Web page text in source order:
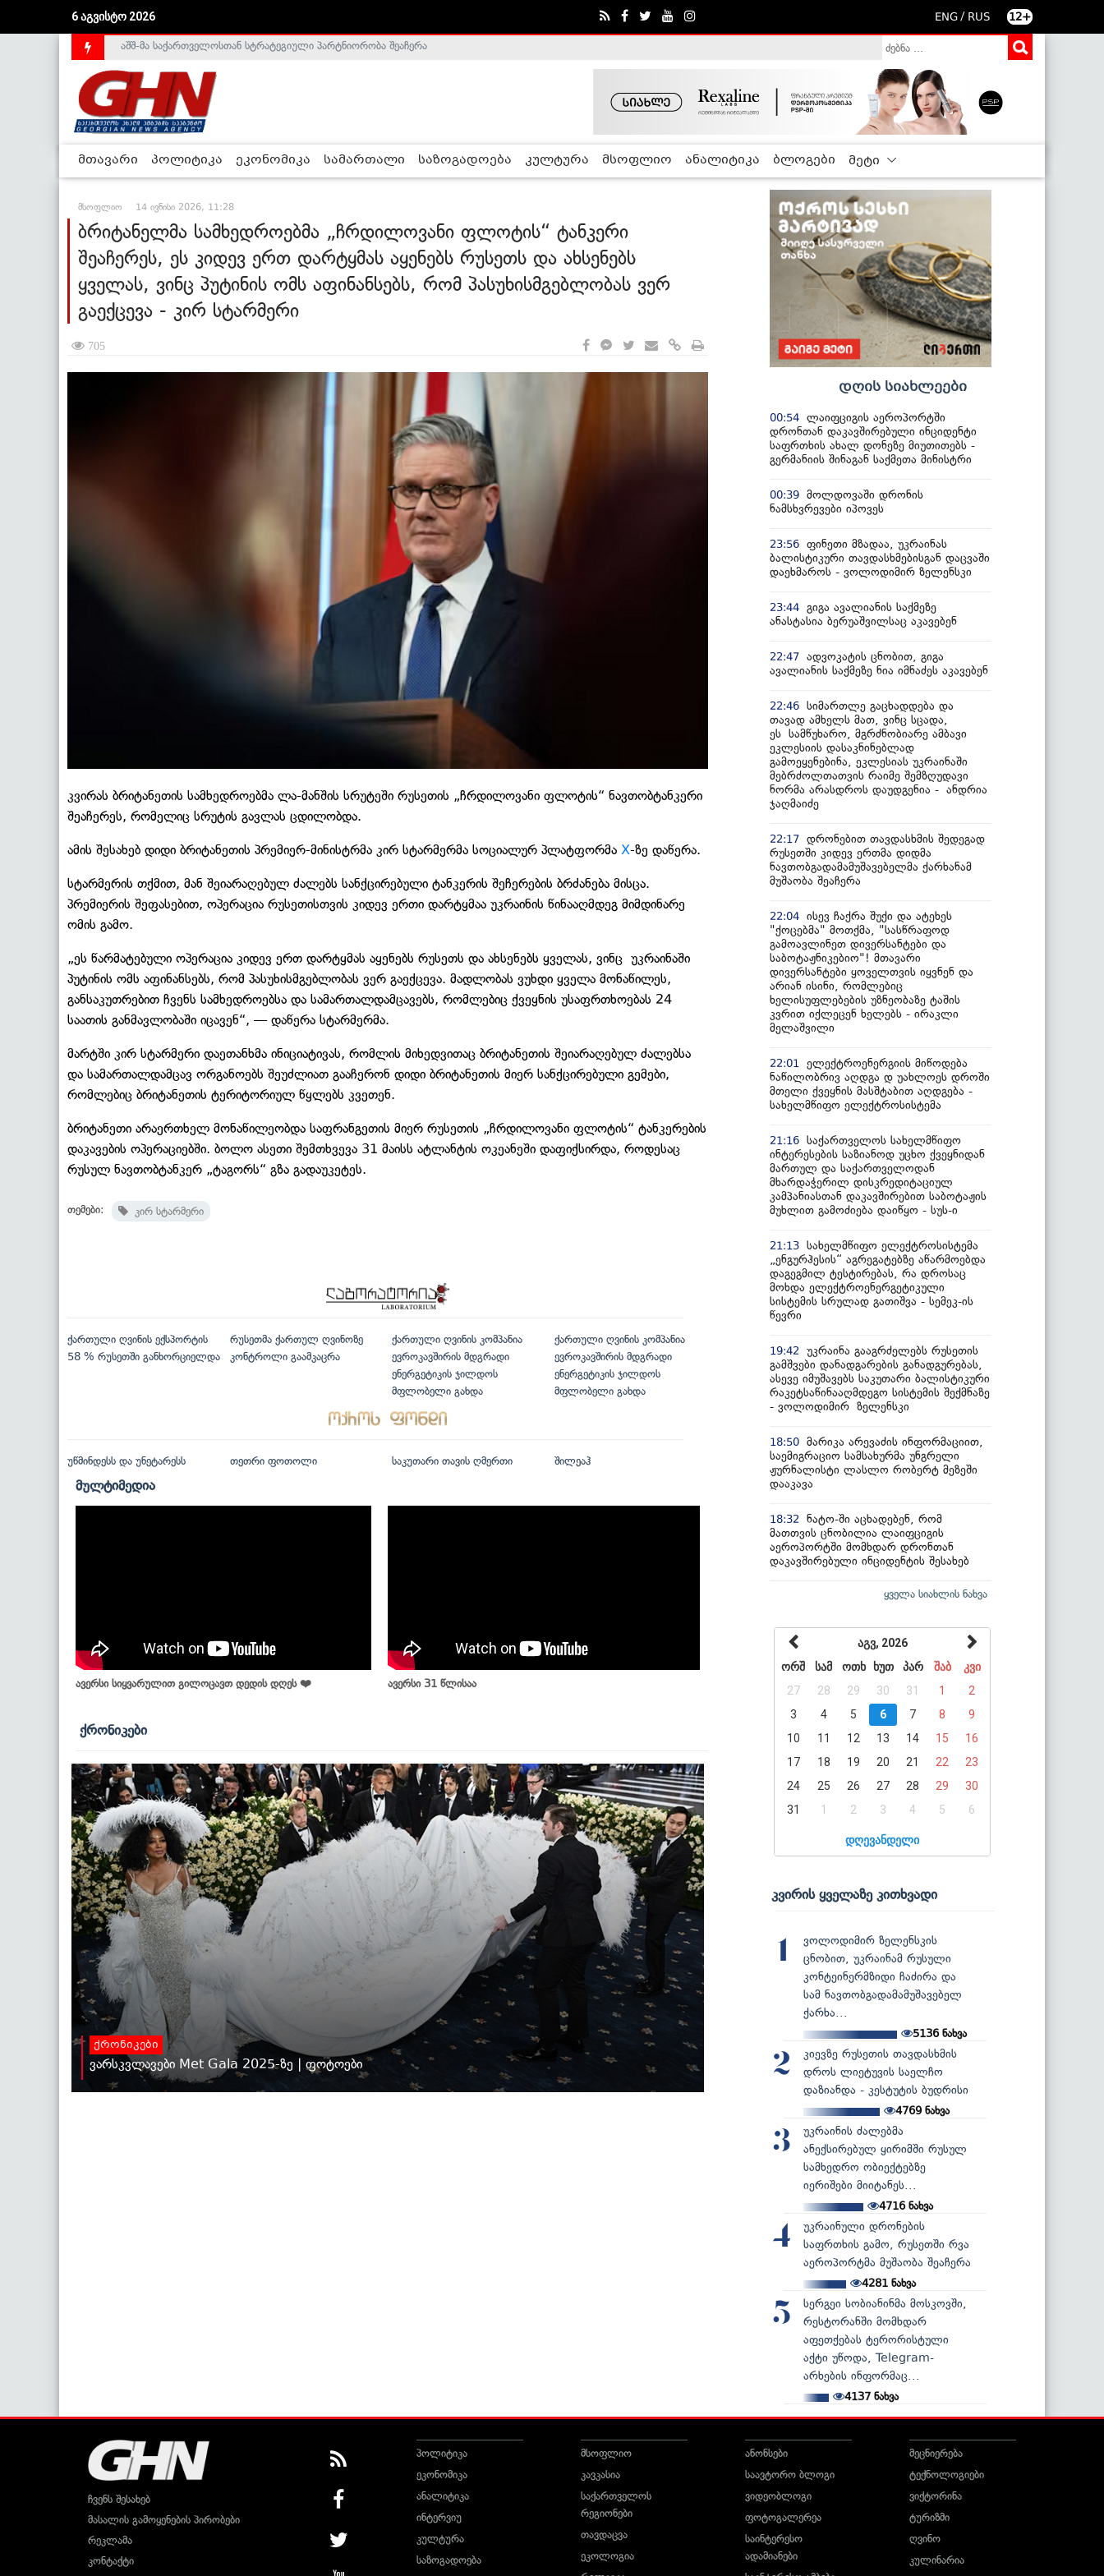
6 აგვისტო 2026 ENG / RUS 12+
საქართველოს დე-ფაქტო მთავრობა არალეგიტიმურია - ჰელსინკის კომისია
მთავარი პოლიტიკა ეკონომიკა სამართალი საზოგადოება კულტურა მსოფლიო ანალიტიკა ბლოგები მეტი
მსოფლიო 14 ივნისი 2026, 11:28
ბრიტანელმა სამხედროებმა „ჩრდილოვანი ფლოტის“ ტანკერი
შეაჩერეს, ეს კიდევ ერთ დარტყმას აყენებს რუსეთს და ახსენებს
ყველას, ვინც პუტინის ომს აფინანსებს, რომ პასუხისმგებლობას ვერ
გაექცევა - კირ სტარმერი
705
კვირას ბრიტანეთის სამხედროებმა ლა-მანშის სრუტეში რუსეთის „ჩრდილოვანი ფლოტის“ ნავთობტანკერი
შეაჩერეს, რომელიც სრუტის გავლას ცდილობდა.
ამის შესახებ დიდი ბრიტანეთის პრემიერ-მინისტრმა კირ სტარმერმა სოციალურ პლატფორმა X-ზე დაწერა.
სტარმერის თქმით, მან შეიარაღებულ ძალებს სანქცირებული ტანკერის შეჩერების ბრძანება მისცა.
პრემიერის შეფასებით, ოპერაცია რუსეთისთვის კიდევ ერთი დარტყმაა უკრაინის წინააღმდეგ მიმდინარე
ომის გამო.
„ეს წარმატებული ოპერაცია კიდევ ერთ დარტყმას აყენებს რუსეთს და ახსენებს ყველას, ვინც უკრაინაში
პუტინის ომს აფინანსებს, რომ პასუხისმგებლობას ვერ გაექცევა. მადლობას ვუხდი ყველა მონაწილეს,
განსაკუთრებით ჩვენს სამხედროებსა და სამართალდამცავებს, რომლებიც ქვეყნის უსაფრთხოებას 24
საათის განმავლობაში იცავენ“, — დაწერა სტარმერმა.
მარტში კირ სტარმერი დაეთანხმა ინიციატივას, რომლის მიხედვითაც ბრიტანეთის შეიარაღებულ ძალებსა
და სამართალდამცავ ორგანოებს შეუძლიათ გააჩერონ დიდი ბრიტანეთის მიერ სანქცირებული გემები,
რომლებიც ბრიტანეთის ტერიტორიულ წყლებს კვეთენ.
ბრიტანეთი არაერთხელ მონაწილეობდა საფრანგეთის მიერ რუსეთის „ჩრდილოვანი ფლოტის“ ტანკერების
დაკავების ოპერაციებში. ბოლო ასეთი შემთხვევა 31 მაისს ატლანტის ოკეანეში დაფიქსირდა, როდესაც
რუსულ ნავთობტანკერ „ტაგორს“ გზა გადაუკეტეს.
თემები: კირ სტარმერი
ქართული ღვინის ექსპორტის
58 % რუსეთში განხორციელდა
რუსეთმა ქართულ ღვინოზე
კონტროლი გაამკაცრა
ქართული ღვინის კომპანია
ევროკავშირის მდგრადი
ენერგეტიკის ჯილდოს
მფლობელი გახდა
ქართული ღვინის კომპანია
ევროკავშირის მდგრადი
ენერგეტიკის ჯილდოს
მფლობელი გახდა
უწმინდესს და უნეტარესს თეთრი ფოთოლი საკუთარი თავის ღმერთი შილეაჰ
მულტიმედია
ავერსი სიყვარულით გილოცავთ დედის დღეს ❤️ ავერსი 31 წლისაა
ქრონიკები
ქრონიკები
ვარსკვლავები Met Gala 2025-ზე | ფოტოები
დღის სიახლეები
00:54 ლაიფციგის აეროპორტში
დრონთან დაკავშირებული ინციდენტი
საფრთხის ახალ დონეზე მიუთითებს -
გერმანიის შინაგან საქმეთა მინისტრი
00:39 მოლდოვაში დრონის
ნამსხვრევები იპოვეს
23:56 ფინეთი მზადაა, უკრაინას
ბალისტიკური თავდასხმებისგან დაცვაში
დაეხმაროს - ვოლოდიმირ ზელენსკი
23:44 გიგა ავალიანის საქმეზე
ანასტასია ბერუაშვილსაც აკავებენ
22:47 ადვოკატის ცნობით, გიგა
ავალიანის საქმეზე ნია იმნაძეს აკავებენ
22:46 სიმართლე გაცხადდება და
თავად ამხელს მათ, ვინც სცადა,
ეს სამწუხარო, მგრძნობიარე ამბავი
ეკლესიის დასაკნინებლად
გამოეყენებინა, ეკლესიას უკრაინაში
მებრძოლთათვის რაიმე შემზღუდავი
ნორმა არასდროს დაუდგენია - ანდრია
ჯაღმაიძე
22:17 დრონებით თავდასხმის შედეგად
რუსეთში კიდევ ერთმა დიდმა
ნავთობგადამამუშავებელმა ქარხანამ
მუშაობა შეაჩერა
22:04 ისევ ჩაქრა შუქი და ატეხეს
"ქოცებმა" მოთქმა, "სასწრაფოდ
გამოავლინეთ დივერსანტები და
საბოტაჟნიკებიო"! მთავარი
დივერსანტები ყოველთვის იყვნენ და
არიან ისინი, რომლებიც
ხელისუფლებების უზნეობაზე ტაშის
კვრით იქლეცენ ხელებს - ირაკლი
მელაშვილი
22:01
ელექტროენერგიის მიწოდება
ნაწილობრივ აღდგა დ უახლოეს დროში
მთელი ქვეყნის მასშტაბით აღდგება -
სახელმწიფო ელექტროსისტემა
21:16 საქართველოს სახელმწიფო
ინტერესების საზიანოდ უცხო ქვეყნიდან
მართულ და საქართველოდან
მხარდაჭერილ დისკრედიტაციულ
კამპანიასთან დაკავშირებით საბოტაჟის
მუხლით გამოძიება დაიწყო - სუს-ი
21:13 სახელმწიფო ელექტროსისტემა
„ენგურჰესის“ აგრეგატებზე აწარმოებდა
დაგეგმილ ტესტირებას, რა დროსაც
მოხდა ელექტროენერგეტიკული
სისტემის სრულად გათიშვა - სემეკ-ის
წევრი
19:42
უკრაინა გააგრძელებს რუსეთის
გამშვები დანადგარების განადგურებას,
ასევე იმუშავებს საკუთარი ბალისტიკური
რაკეტსაწინააღმდეგო სისტემის შექმნაზე
- ვოლოდიმირ ზელენსკი
18:50 მარიკა არევაძის ინფორმაციით,
საემიგრაციო სამსახურმა უნგრელი
ჟურნალისტი ლასლო რობერტ მეზეში
დააკავა
18:32
ნატო-ში აცხადებენ, რომ
მათთვის ცნობილია ლაიფციგის
აეროპორტში მომხდარ დრონთან
დაკავშირებული ინციდენტის შესახებ
ყველა სიახლის ნახვა
აგვ, 2026
ორშ
სამ ოთხ ხუთ პარ შაბ
კვი
27
28 29 30 31 1
2
3
4 5 6 7 8
9
10
11 12 13 14 15
16
17
18 19 20 21 22
23
24
25 26 27 28 29
30
31
1 2 3 4 5 6
დღევანდელი
კვირის ყველაზე კითხვადი
1
ვოლოდიმირ ზელენსკის
ცნობით, უკრაინამ რუსული
კონტეინერმზიდი ჩაძირა და
სამ ნავთობგადამამუშავებელ
ქარხა...
5136ნახვა
2
კიევზე რუსეთის თავდასხმის
დროს ლიეტუვის საელჩო
დაზიანდა - კესტუტის ბუდრისი
4769 ნახვა
3
უკრაინის ძალებმა
ანექსირებულ ყირიმში რუსულ
სამხედრო ობიექტებზე
იერიშები მიიტანეს...
4716ნახვა
4
უკრაინული დრონების
საფრთხის გამო, რუსეთში რვა
აეროპორტმა მუშაობა შეაჩერა
4281ნახვა
5
სერგეი სობიანინმა მოსკოვში,
რესტორანში მომხდარ
აფეთქებას ტერორისტული
აქტი უწოდა, Telegram-
არხების ინფორმაც...
4137 ნახვა
ჩვენს შესახებ
მასალის გამოყენების პირობები
რეკლამა
კონტაქტი
პოლიტიკა
ეკონომიკა
ანალიტიკა
ინტერვიუ
კულტურა
საზოგადოება
მსოფლიო
კავკასია
საქართველოს
რეგიონები
თავდაცვა
ეკოლოგია
ანონსები
საავტორო ბლოგი
ვიდეობლოგი
ფოტოგალერეა
საინტერესო
ადამიანები
მეცნიერება
ტექნოლოგიები
ვიქტორინა
ტურიზმი
ღვინო
კულინარია